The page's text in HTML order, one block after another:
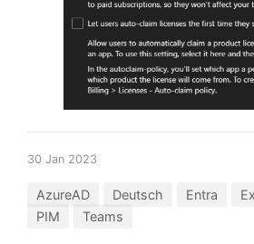
30 Jan 2023
AzureAD Deutsch Entra
PIM
Teams